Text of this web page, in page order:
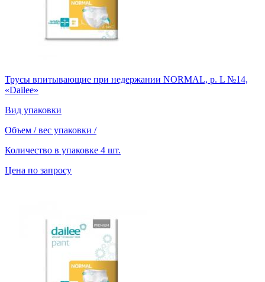
Трусы впитывающие при недержании NORMAL, р. L №14,
«Dailee»
Вид упаковки
Объем / вес упаковки /
Количество в упаковке 4 шт.
Цена по запросу